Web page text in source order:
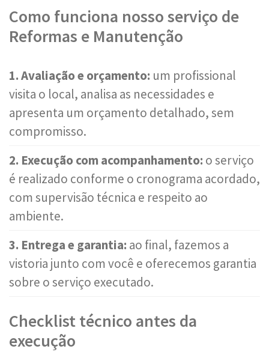
Como funciona nosso serviço de
Reformas e Manutenção
1. Avaliação e orçamento: um profissional
visita o local, analisa as necessidades e
apresenta um orçamento detalhado, sem
compromisso.
2. Execução com acompanhamento: o serviço
é realizado conforme o cronograma acordado,
com supervisão técnica e respeito ao
ambiente.
3. Entrega e garantia: ao final, fazemos a
vistoria junto com você e oferecemos garantia
sobre o serviço executado.
Checklist técnico antes da
execução